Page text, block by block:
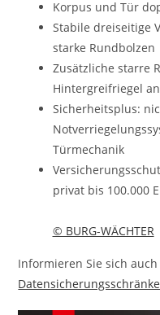
Korpus und Tür
Stabile dreiseitige
starke Rundbolzen
Zusätzliche starre
Hintergreifriegel
Sicherheitsplus:
Türmechanik
privat bis 100.000
© BURG-WÄCHTER
Informieren Sie sich
Datensicherungsschränke